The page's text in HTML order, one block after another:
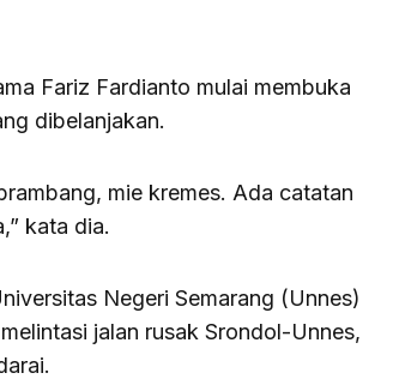
Fariz Fardianto mulai membuka
dibelanjakan.
mie kremes. Ada catatan
kata dia.
Negeri Semarang (Unnes)
jalan rusak Srondol-Unnes,